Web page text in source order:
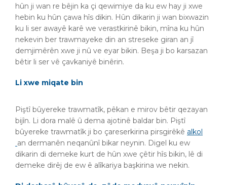
hûn ji wan re bêjin ka çi qewimiye da ku ew hay ji xwe
hebin ku hûn çawa hîs dikin. Hûn dikarin ji wan bixwazin
ku li ser awayê karê we verastkirinê bikin, mîna ku hûn
nekevin ber trawmayeke din an streseke giran an jî
demjimêrên xwe ji nû ve eyar bikin. Beşa ji bo karsazan
bêtir li ser vê çavkaniyê binêrin.
Li xwe miqate bin
Piştî bûyereke trawmatîk, pêkan e mirov bêtir qezayan
bijîn. Li dora malê û dema ajotinê baldar bin. Piştî
bûyereke trawmatîk ji bo çareserkirina pirsgirêkê alkol
an dermanên neqanûnî bikar neynin. Digel ku ew
dikarin di demeke kurt de hûn xwe çêtir hîs bikin, lê di
demeke dirêj de ew ê alîkariya başkirina we nekin.